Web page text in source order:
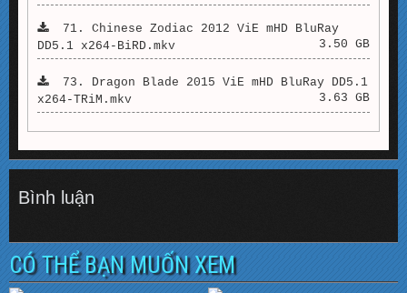
71. Chinese Zodiac 2012 ViE mHD BluRay
DD5.1 x264-BiRD.mkv
3.50 GB
73. Dragon Blade 2015 ViE mHD BluRay DD5.1
x264-TRiM.mkv
3.63 GB
Bình luận
CÓ THỂ BẠN MUỐN XEM